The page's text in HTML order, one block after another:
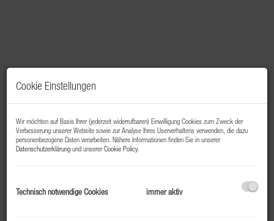
Beschreibung
Aparthotel Elements Resort **** in einer sehr
Cookie Einstellungen
Wir möchten auf Basis Ihrer (jederzeit widerrufbaren) Einwilligung Cookies zum Zweck der
Verbesserung unserer Website sowie zur Analyse Ihres Userverhaltens verwenden, die dazu
personenbezogene Daten verarbeiten. Nähere Informationen finden Sie in unserer
Datenschutzerklärung und unsererCookie Policy.
Technisch notwendige Cookies immer aktiv